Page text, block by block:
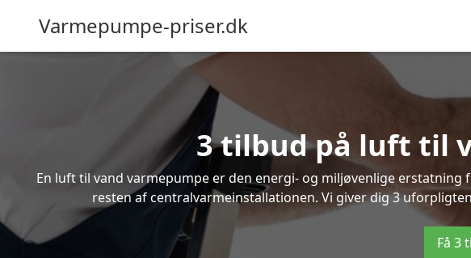
Varmepumpe-priser.dk
3 tilbud på luft til
En luft til vand varmepumpe er den energi- og miljøvenlige
resten af centralvarmeinstallationen. Vi giver dig 3
Få 3